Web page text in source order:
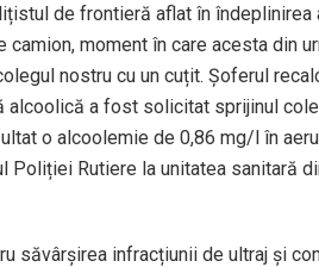
de frontieră aflat în
moment în care acesta din
nostru cu un cuțit. Șoferul
alcoolică a fost solicitat sprijinul
o alcoolemie de 0,86 mg/l în
Rutiere la unitatea sanitară
săvârșirea infracțiunii de ultraj și